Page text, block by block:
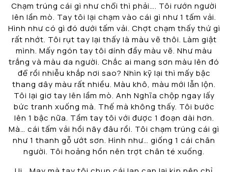
Chạm trúng cái gì như chổi thì phải…. Tôi rướn người
lên lần mò. Tay tôi lại chạm vào cái gì như 1 tấm vải.
Hình như có gì đó dưới tấm vải. Chợt chạm thấy thứ gì
rất nhớt. Tôi rụt tay lại thấy là màu vẽ thôi. Làm giật
mình. Mấy ngón tay tôi dính đầy màu vẽ. Như màu
trắng và màu da người. Chắc ai mang sơn màu lên đó
để rồi nhiễu khắp nơi sao? Nhìn kỹ lại thì mấy bậc
thang dây màu rất nhiều. Màu khô, màu mới lẫn lộn.
Tôi lại giơ tay lên lầm mò. Anh Nghĩa chộp ngay lấy
bức tranh xuống mà. Thế mà không thấy. Tôi bước
lên 1 bậc nữa. Tầm tay tôi với được 1 đoạn dài hơn.
Mà… cái tấm vải hồi nãy đâu rồi. Tôi chạm trúng cái gì
như 1 thanh gỗ ướt sơn. Hình như… giống 1 cái chân
người. Tôi hoảng hồn nên trợt chân té xuống.